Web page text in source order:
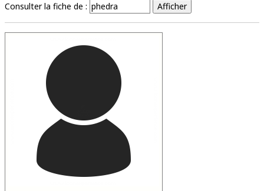
Consulter la fiche de :